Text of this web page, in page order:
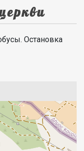
Остановка